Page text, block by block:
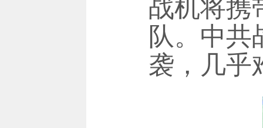
战机将携
队。中共
袭，几乎